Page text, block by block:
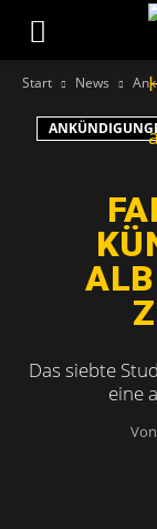
Start News
Das siebte
eine
Von